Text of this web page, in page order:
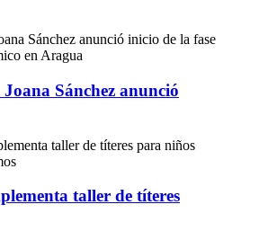
Sánchez anunció
taller de títeres